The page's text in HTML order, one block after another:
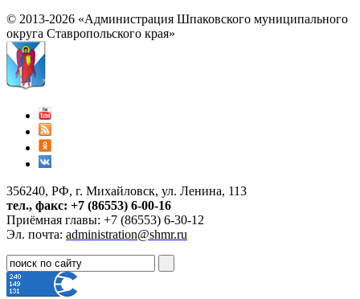
© 2013-2026 «Администрация Шпаковского муниципального
округа Ставропольского края»
356240, РФ, г. Михайловск, ул. Ленина, 113
тел., факс: +7 (86553) 6-00-16
Приёмная главы: +7 (86553) 6-30-12
Эл. почта: administration@shmr.ru